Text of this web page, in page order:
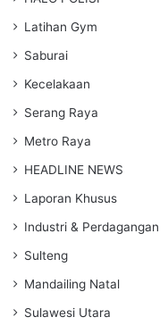
Latihan Gym
Saburai
Kecelakaan
Serang Raya
Metro Raya
HEADLINE NEWS
Laporan Khusus
Industri & Perdagangan
Sulteng
Mandailing Natal
Sulawesi Utara